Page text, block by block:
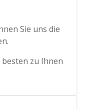
Sie uns die
zu Ihnen